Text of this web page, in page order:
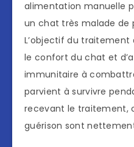
alimentation manuelle
un chat très malade de
L’objectif du traitement
le confort du chat et
immunitaire à
parvient à survivre
recevant le traitement,
guérison sont